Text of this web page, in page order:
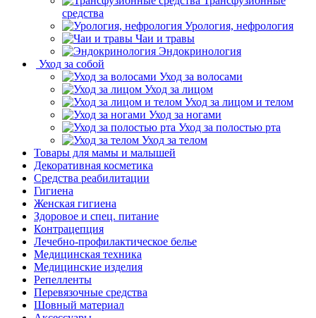
средства
Урология, нефрология
Чаи и травы
Эндокринология
Уход за собой
Уход за волосами
Уход за лицом
Уход за лицом и телом
Уход за ногами
Уход за полостью рта
Уход за телом
Товары для мамы и малышей
Декоративная косметика
Средства реабилитации
Гигиена
Женская гигиена
Здоровое и спец. питание
Контрацепция
Лечебно-профилактическое белье
Медицинская техника
Медицинские изделия
Репелленты
Перевязочные средства
Шовный материал